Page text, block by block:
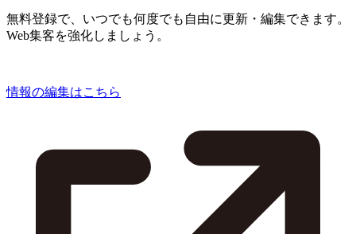
無料登録で、いつでも何度でも自由に更新・編集できます。
Web集客を強化しましょう。
情報の編集はこちら